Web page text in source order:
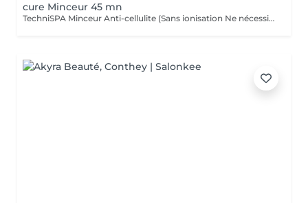
cure Minceur 45 mn
TechniSPA Minceur Anti-cellulite (Sans ionisation Ne nécessite pas l'OLRNIS) Un soin minceur ciblé de 45 minutes pour affiner la silhouette là où vous le souhaitez. Dès la première séance, les résultats sont visibles et mesurables à l'aide d'un centimètre. L'Actisérum Minceur Anti-Cellulite est un concentré d'ingrédients naturels agissant en synergie pour réduire la cellulite. La Bromélaïne d'ananas aide à fragmenter les amas graisseux. La Caféine, reconnue pour son action brûle-graisses, favorise le déstockage en profondeur. Dès le premier soin, la silhouette apparaît plus lisse, plus tonique et les capitons sont visiblement atténués. Secrets du soin Les performances du Technispa® reposent sur un triple mécanisme d'action, réalisé sans ionisation : 1. Double Dermo Lipo-Aspiration Système breveté permettant une mobilisation cutanée en deux plis simultanés, doublant l'efficacité du soin. 2. Action mécanique ciblée (sans ionisation) Le soin est entièrement réalisé sans double ionisation, tout en assurant une pénétration optimale des actifs grâce à la technique manuelle spécifique. 3. Effet Thermique Minceur Une diffusion douce de chaleur qui fluidifie les graisses superficielles, stimule la micro-circulation et facilite le drainage pour lisser les capitons en profondeur.